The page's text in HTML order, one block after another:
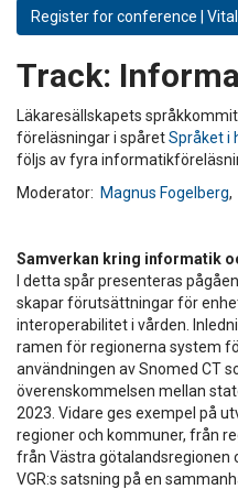
Register for conference |
Track:
Läkaresällskapets
föreläsningar i spåretSpråket i
följs av fyra
Moderator: Magnus Fogelberg,
Samverkan kring informatik
I detta spår presenteras
skapar förutsättningar för
interoperabilitet i vården.
ramen för regionerna system
användningen av Snomed CT
överenskommelsen mellan
2023. Vidare ges exempel på
regioner och kommuner, från
från Västra götalandsregionen
VGR:s satsning på en